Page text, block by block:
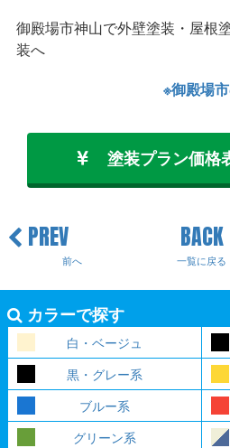
御殿場市神山で外壁塗装・屋根
装へ
※御殿場
塗装プラン価格
PREV
前へ
BACK
一覧に戻る
カラーで探す
白・ベージュ
黒・グレー系
ブルー系
グリーン系